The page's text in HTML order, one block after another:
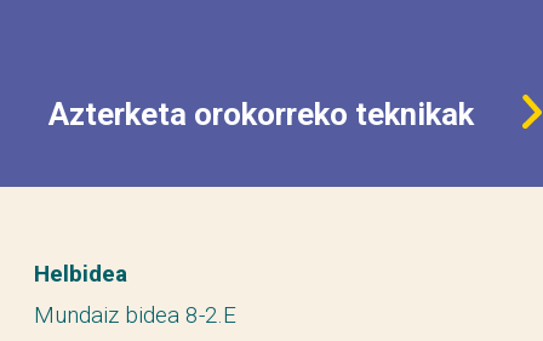
Azterketa orokorreko teknikak
Helbidea
Mundaiz bidea 8-2.E